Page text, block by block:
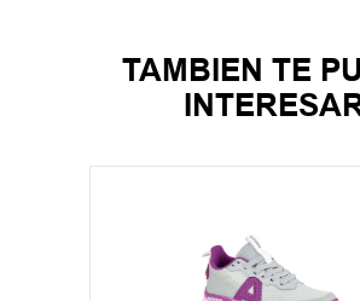
TAMBIEN TE